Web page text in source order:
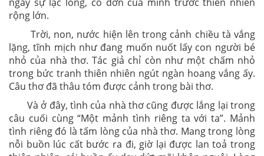
rộng lớn.
Trời, non, nước hiện lên trong cảnh chiều tà vắng
lặng, tĩnh mịch như đang muốn nuốt lấy con người bé
nhỏ của nhà thơ. Tác giả chỉ còn như một chấm nhỏ
trong bức tranh thiên nhiên ngút ngàn hoang vắng ấy.
Câu thơ đã thâu tóm được cảnh trong bài thơ.
Và ở đây, tình của nhà thơ cũng được lắng lại trong
câu cuối cùng “Một mảnh tình riêng ta với ta”. Mảnh
tình riêng đó là tấm lòng của nhà thơ. Mang trong lòng
nỗi buồn lúc cất bước ra đi, giờ lại được lan toả trong